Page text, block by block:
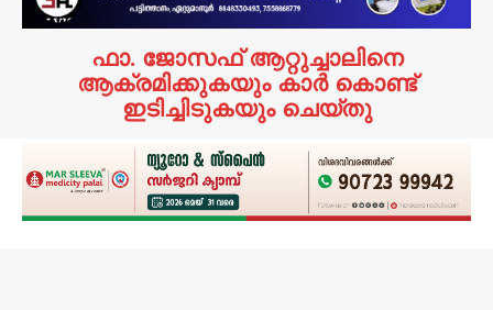
ഫാ. ജോസഫ് ആറ്റുച്ചാലിനെ
ആക്രമിക്കുകയും കാർ കൊണ്ട്
ഇടിച്ചിടുകയും ചെയ്തു